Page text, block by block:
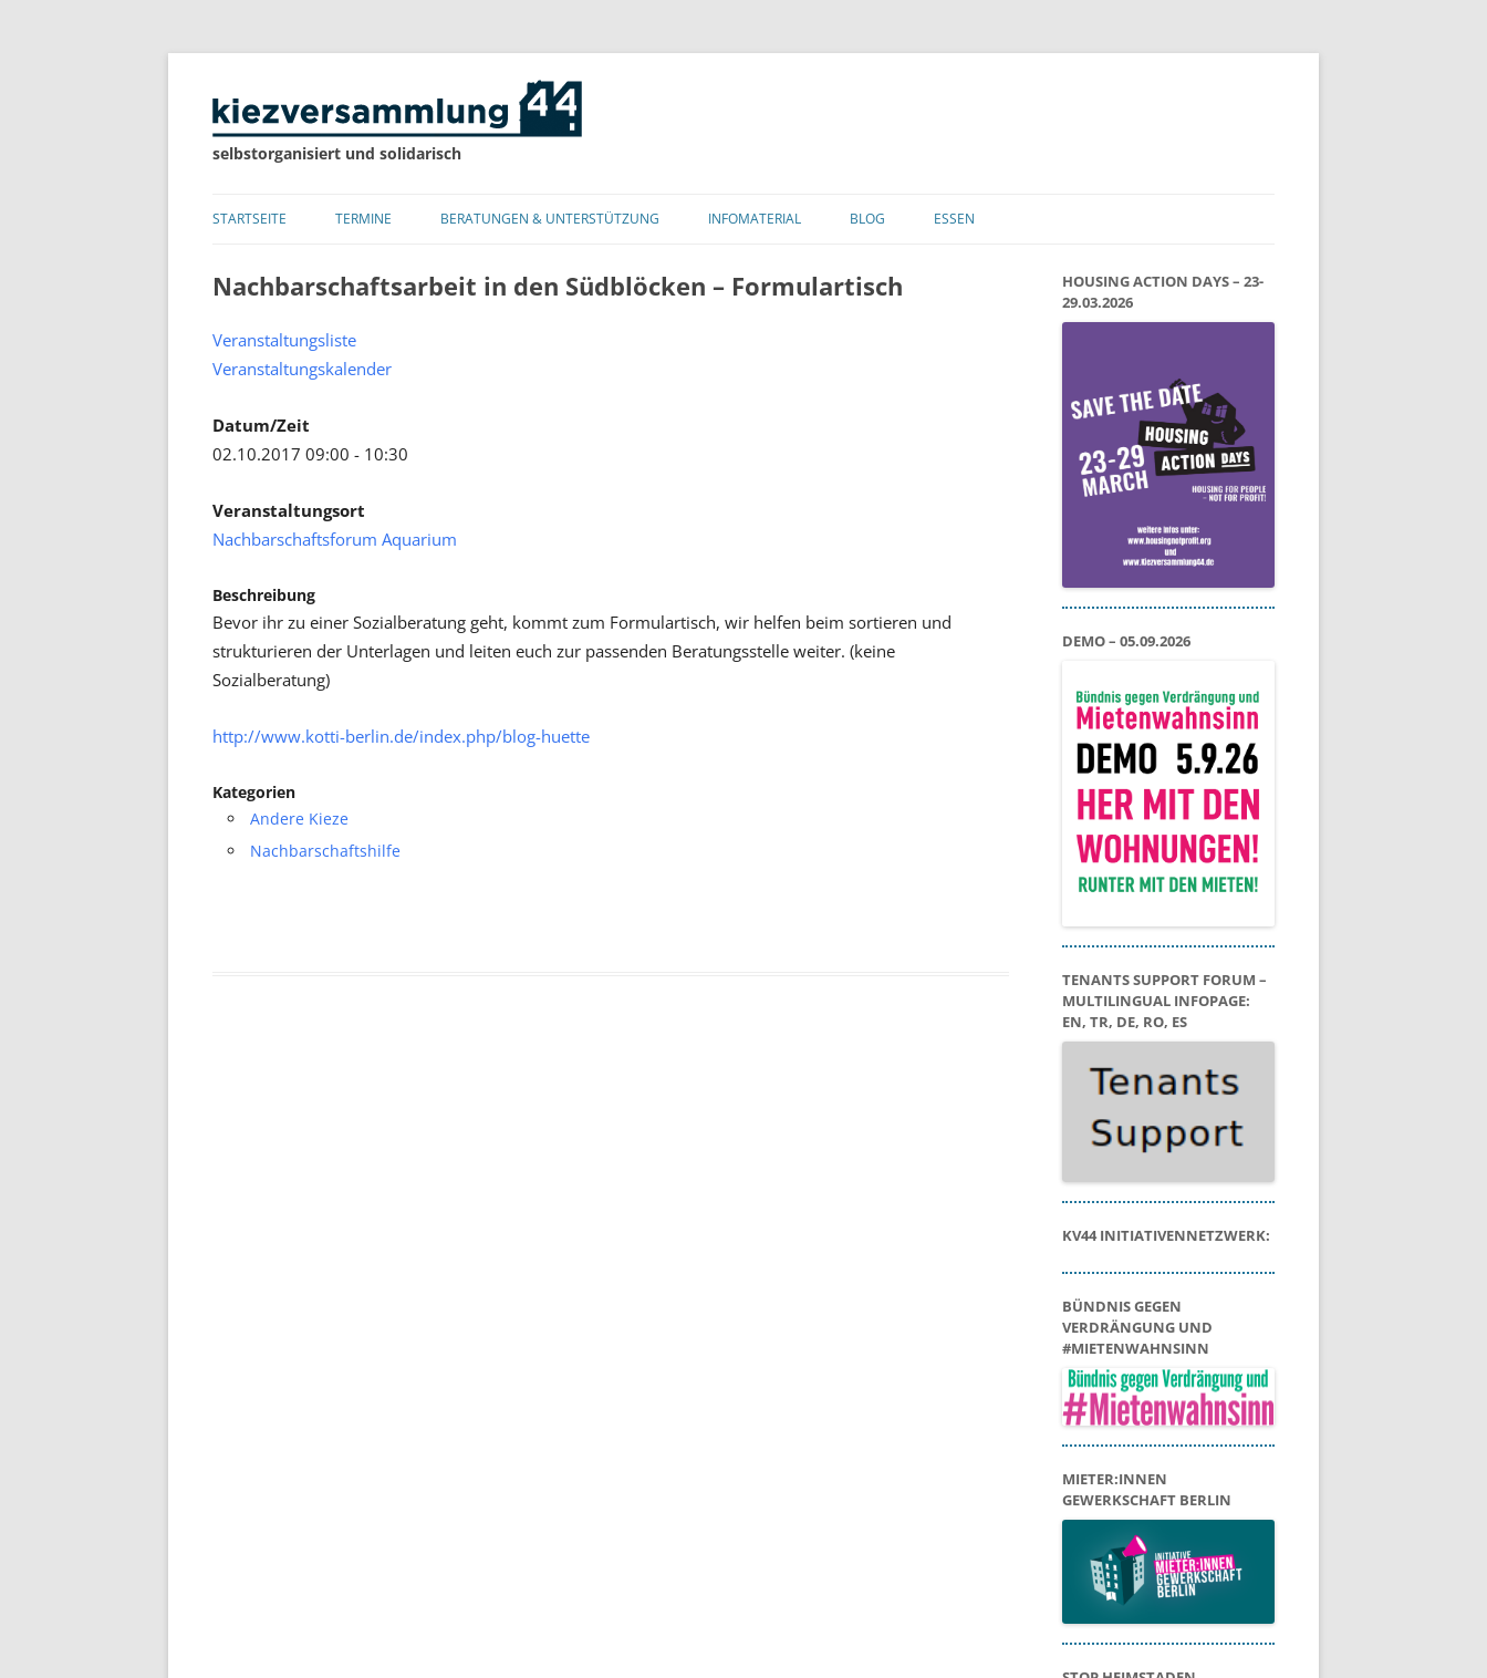
selbstorganisiert und solidarisch
Inhalt
STARTSEITE TERMINE BERATUNGEN & UNTERSTÜTZUNG INFOMATERIAL BLOG ESSEN
Nachbarschaftsarbeit in den Südblöcken – Formulartisch
Veranstaltungsliste
Veranstaltungskalender
Datum/Zeit
02.10.2017 09:00 - 10:30
Veranstaltungsort
Nachbarschaftsforum Aquarium
Beschreibung
Bevor ihr zu einer Sozialberatung geht, kommt zum Formulartisch, wir helfen beim sortieren und
strukturieren der Unterlagen und leiten euch zur passenden Beratungsstelle weiter. (keine
Sozialberatung)
http://www.kotti-berlin.de/index.php/blog-huette
Kategorien
Andere Kieze
Nachbarschaftshilfe
HOUSING ACTION DAYS – 23-
29.03.2026
DEMO – 05.09.2026
TENANTS SUPPORT FORUM –
MULTILINGUAL INFOPAGE:
EN, TR, DE, RO, ES
KV44 INITIATIVENNETZWERK:
BÜNDNIS GEGEN
VERDRÄNGUNG UND
#MIETENWAHNSINN
MIETER:INNEN
GEWERKSCHAFT BERLIN